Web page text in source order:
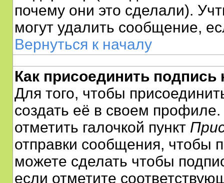
почему они это сделали).
могут удалить сообщение,
Вернуться к началу
Как присоединить
Для того, чтобы
создать её в своем
отметить галочкой пункт
отправки сообщения, чтобы
можете сделать чтобы
если отметите